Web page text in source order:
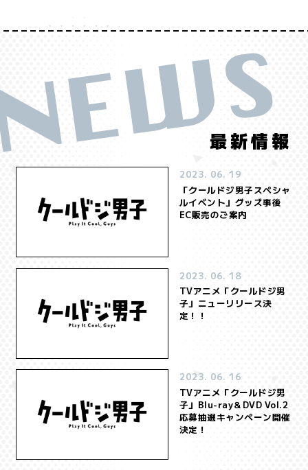
MOVIE MUSIC
パッケージ情報
COMICS
原作情報
EVENT
イベント
最新情報
2023. 06. 19
「クールドジ男子スペシャ
ルイベント」グッズ事後
EC販売のご案内
2023. 06. 18
TVアニメ「クールドジ男
子」ニューリリース決
定！！
2023. 06. 16
TVアニメ「クールドジ男
子」Blu-ray＆DVD Vol.2
応募抽選キャンペーン開催
決定！